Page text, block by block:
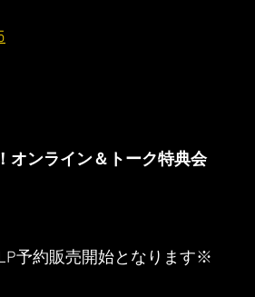
オンライン＆トーク特典会
予約販売開始となります※